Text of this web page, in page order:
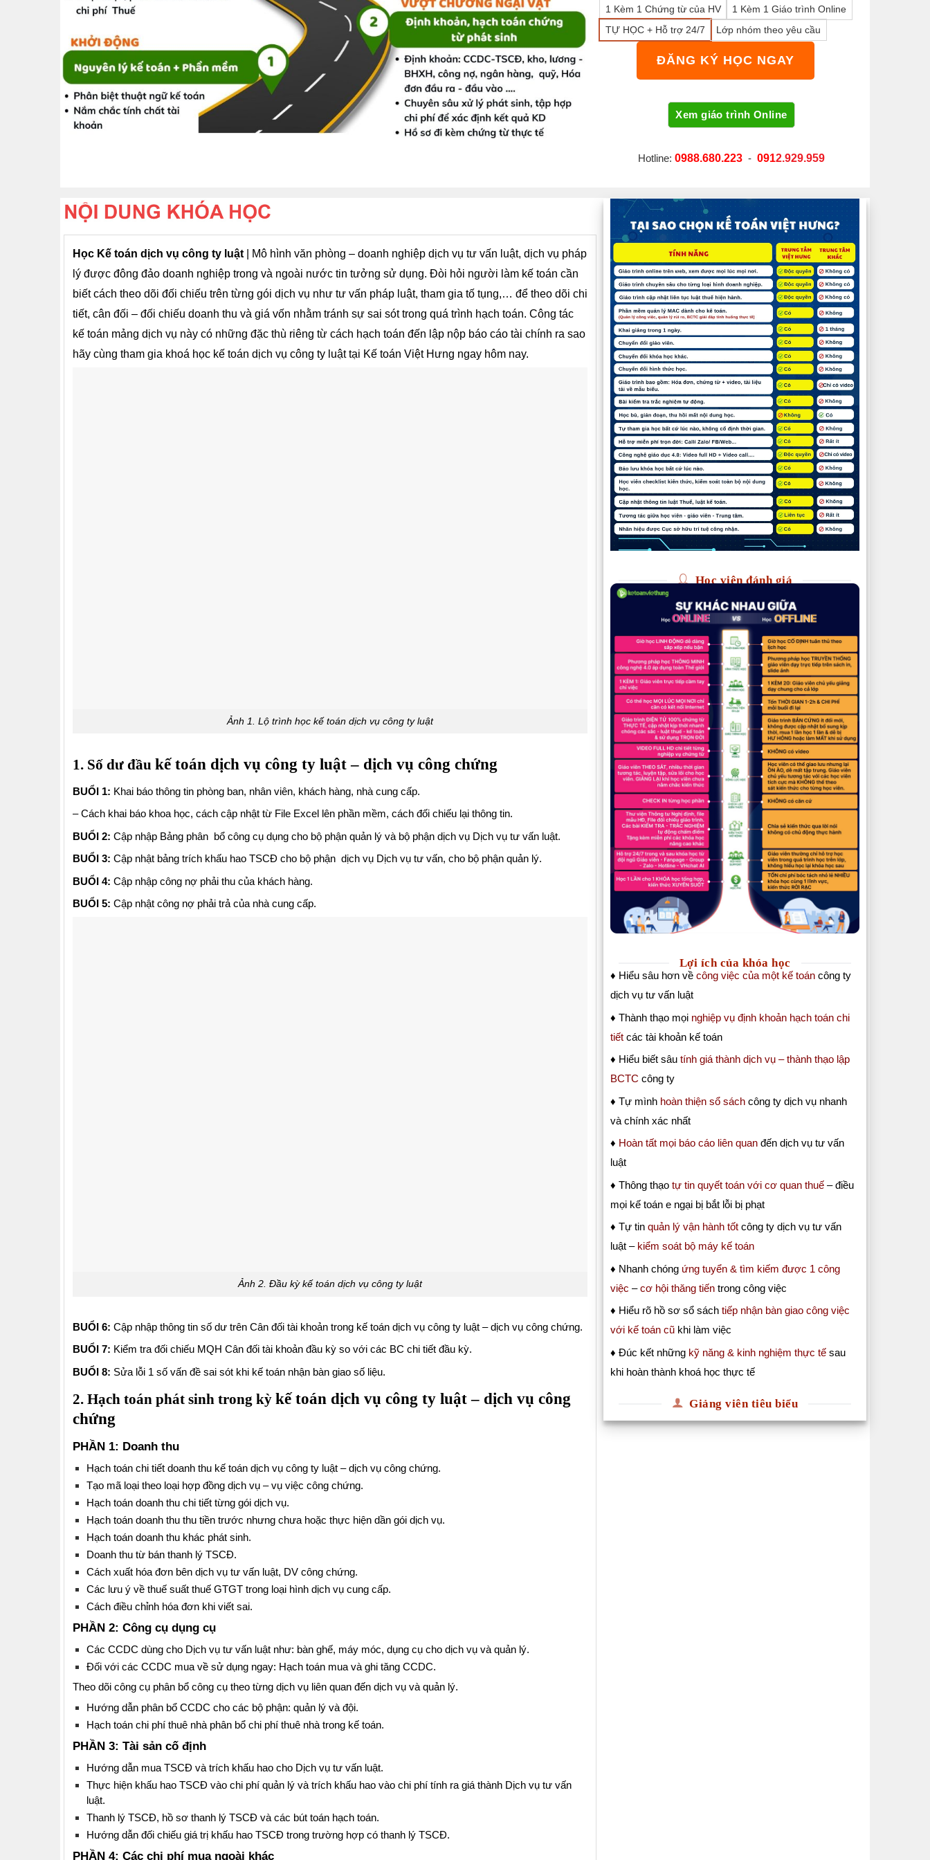
1 Kèm 1 Chứng từ của HV
1 Kèm 1 Giáo trình Online
TỰ HỌC + Hỗ trợ 24/7
Lớp nhóm theo yêu cầu
ĐĂNG KÝ HỌC NGAY
Hotline: 0988.680.223 - 0912.929.959
Học Kế toán dịch vụ công ty luật
| Mô hình văn phòng – doanh nghiệp dịch vụ tư vấn luật, dịch vụ pháp
lý được đông đảo doanh nghiệp trong và ngoài nước tin tưởng sử dụng. Đòi hỏi người làm kế toán cần
biết cách theo dõi đối chiếu trên từng gói dịch vụ như tư vấn pháp luật, tham gia tố tụng,… để theo dõi chi
tiết, cân đối – đối chiếu doanh thu và giá vốn nhằm tránh sự sai sót trong quá trình hạch toán. Công tác
kế toán mảng dịch vụ này có những đặc thù riêng từ cách hạch toán đến lập nộp báo cáo tài chính ra sao
hãy cùng tham gia khoá học kế toán dịch vụ công ty luật tại Kế toán Việt Hưng ngay hôm nay.
Ảnh 1. Lộ trình học kế toán dịch vụ công ty luật
1. Số dư đầu kế toán dịch vụ công ty luật – dịch vụ công chứng
BUỔI 1: Khai báo thông tin phòng ban, nhân viên, khách hàng, nhà cung cấp.
– Cách khai báo khoa học, cách cập nhật từ File Excel lên phần mềm, cách đối chiếu lại thông tin.
BUỔI 2: Cập nhập Bảng phân bổ công cụ dụng cho bộ phận quản lý và bộ phận dịch vụ Dịch vụ tư vấn luật.
BUỔI 3: Cập nhật bảng trích khấu hao TSCĐ cho bộ phận dịch vụ Dịch vụ tư vấn, cho bộ phận quản lý.
BUỔI 4: Cập nhập công nợ phải thu của khách hàng.
BUỔI 5: Cập nhật công nợ phải trả của nhà cung cấp.
Ảnh 2. Đầu kỳ kế toán dịch vụ công ty luật
BUỔI 6: Cập nhập thông tin số dư trên Cân đối tài khoản trong kế toán dịch vụ công ty luật – dịch vụ công chứng.
BUỔI 7: Kiểm tra đối chiếu MQH Cân đối tài khoản đầu kỳ so với các BC chi tiết đầu kỳ.
BUỔI 8: Sửa lỗi 1 số vấn đề sai sót khi kế toán nhận bàn giao số liệu.
2. Hạch toán phát sinh trong kỳ kế toán dịch vụ công ty luật – dịch vụ công
chứng
PHẦN 1: Doanh thu
Hạch toán chi tiết doanh thu kế toán dịch vụ công ty luật – dịch vụ công chứng.
Tạo mã loại theo loại hợp đồng dịch vụ – vụ việc công chứng.
Hạch toán doanh thu chi tiết từng gói dịch vụ.
Hạch toán doanh thu thu tiền trước nhưng chưa hoặc thực hiện dần gói dịch vụ.
Hạch toán doanh thu khác phát sinh.
Doanh thu từ bán thanh lý TSCĐ.
Cách xuất hóa đơn bên dịch vụ tư vấn luật, DV công chứng.
Các lưu ý về thuế suất thuế GTGT trong loại hình dịch vụ cung cấp.
Cách điều chỉnh hóa đơn khi viết sai.
PHẦN 2: Công cụ dụng cụ
Các CCDC dùng cho Dịch vụ tư vấn luật như: bàn ghế, máy móc, dụng cụ cho dịch vụ và quản lý.
Đối với các CCDC mua về sử dụng ngay: Hạch toán mua và ghi tăng CCDC.
Theo dõi công cụ phân bổ công cụ theo từng dịch vụ liên quan đến dịch vụ và quản lý.
Hướng dẫn phân bổ CCDC cho các bộ phận: quản lý và đội.
Hạch toán chi phí thuê nhà phân bổ chi phí thuê nhà trong kế toán.
PHẦN 3: Tài sản cố định
Hướng dẫn mua TSCĐ và trích khấu hao cho Dịch vụ tư vấn luật.
Thực hiện khấu hao TSCĐ vào chi phí quản lý và trích khấu hao vào chi phí tính ra giá thành Dịch vụ tư vấn
luật.
Thanh lý TSCĐ, hồ sơ thanh lý TSCĐ và các bút toán hạch toán.
Hướng dẫn đối chiếu giá trị khấu hao TSCĐ trong trường hợp có thanh lý TSCĐ.
PHẦN 4: Các chi phí mua ngoài khác
Học viên đánh giá
Lợi ích của khóa học
♦ Hiểu sâu hơn về công việc của một kế toán công ty
dịch vụ tư vấn luật
♦ Thành thạo mọi nghiệp vụ định khoản hạch toán chi
tiết các tài khoản kế toán
♦ Hiểu biết sâu tính giá thành dịch vụ – thành thạo lập
BCTC công ty
♦ Tự mình hoàn thiện sổ sách công ty dịch vụ nhanh
và chính xác nhất
♦ Hoàn tất mọi báo cáo liên quan đến dịch vụ tư vấn
luật
♦ Thông thạo tự tin quyết toán với cơ quan thuế – điều
mọi kế toán e ngại bị bắt lỗi bị phạt
♦ Tự tin quản lý vận hành tốt công ty dịch vụ tư vấn
luật – kiểm soát bộ máy kế toán
♦ Nhanh chóng ứng tuyển & tìm kiếm được 1 công
việc –cơ hội thăng tiến trong công việc
♦ Hiểu rõ hồ sơ sổ sách tiếp nhận bàn giao công việc
với kế toán cũ khi làm việc
♦ Đúc kết những kỹ năng & kinh nghiệm thực tế sau
khi hoàn thành khoá học thực tế
Giảng viên tiêu biểu